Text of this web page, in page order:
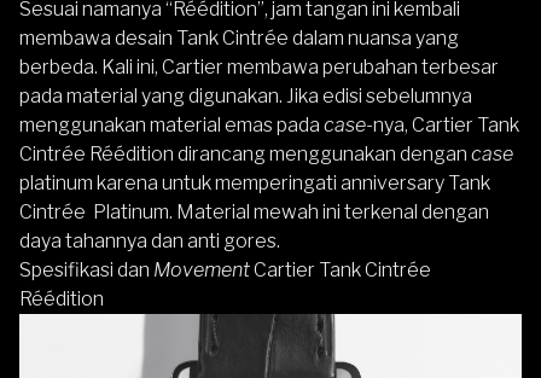
Sesuai namanya “Réédition”, jam tangan ini kembali
membawa desain Tank Cintrée dalam nuansa yang
berbeda. Kali ini, Cartier membawa perubahan terbesar
pada material yang digunakan. Jika edisi sebelumnya
menggunakan material emas pada case-nya, Cartier Tank
Cintrée Réédition dirancang menggunakan dengan case
platinum karena untuk memperingati anniversary Tank
Cintrée Platinum. Material mewah ini terkenal dengan
daya tahannya dan anti gores.
Spesifikasi dan MovementCartier Tank Cintrée
Réédition